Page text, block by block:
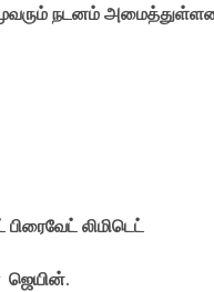
மூவரும் நடனம்
பிரைவேட் லிமிடெட்
ஜெயின்.